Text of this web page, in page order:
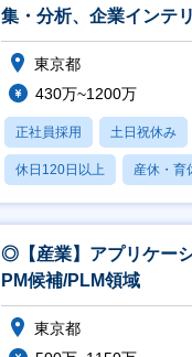
集・分析、企業インテ
【ITS&E/S&M2_39】
東京都
430万~1200万
正社員採用 土日祝休み
休日120日以上 産休・育
月残業20時間以内
◎【産業】アプリケーシ
PM候補/PLM領域
東京都